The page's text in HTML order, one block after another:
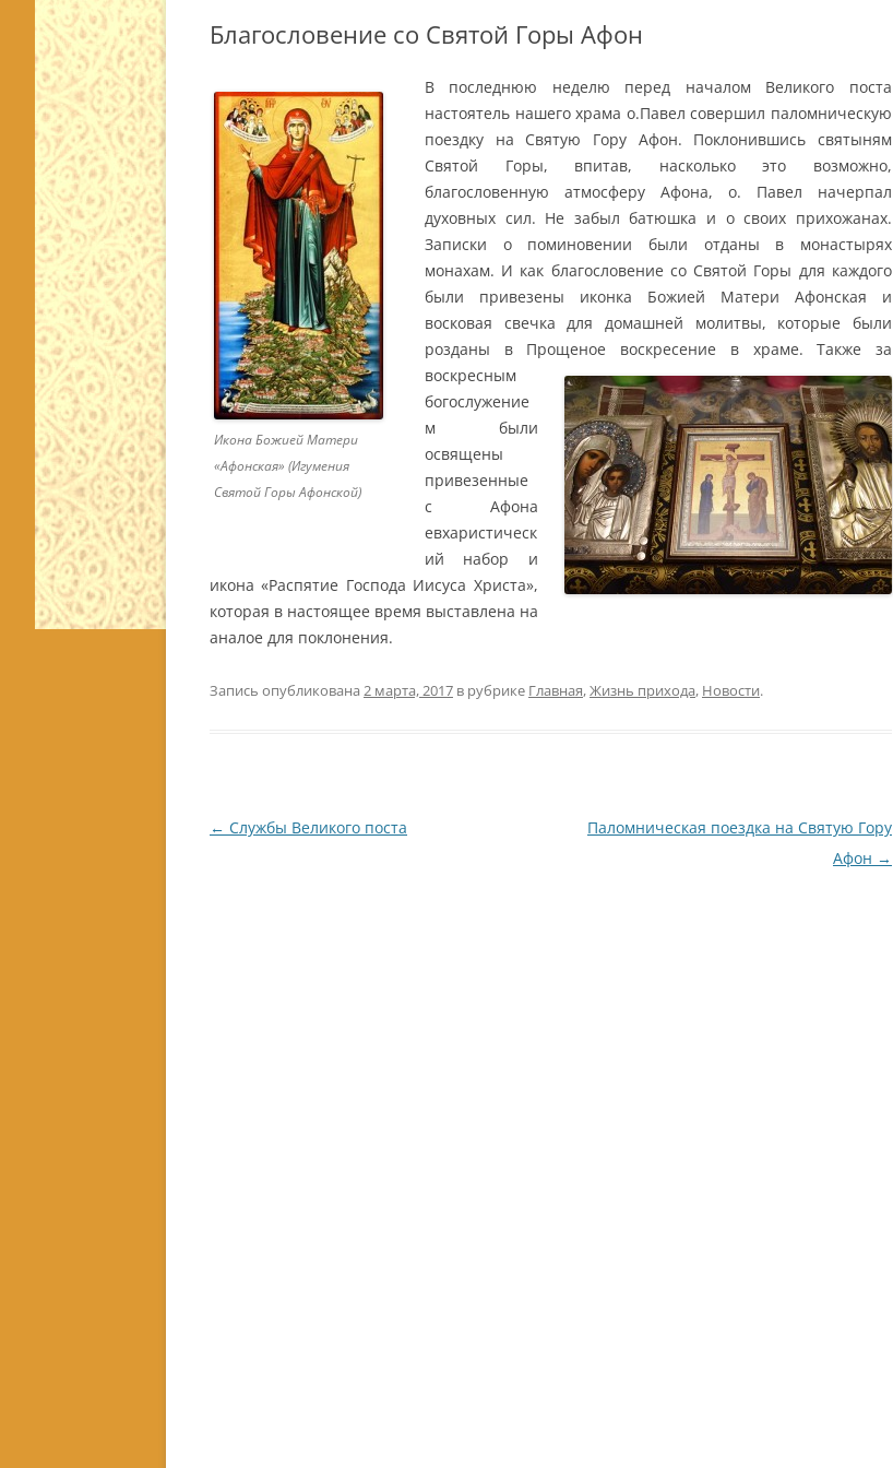
Благословение со Святой Горы Афон
Икона Божией Матери
«Афонская» (Игумения
Святой Горы Афонской)
В последнюю неделю перед началом Великого поста
настоятель нашего храма о.Павел совершил паломническую
поездку на Святую Гору Афон. Поклонившись святыням
Святой Горы, впитав, насколько это возможно,
благословенную атмосферу Афона, о. Павел начерпал
духовных сил. Не забыл батюшка и о своих прихожанах.
Записки о поминовении были отданы в монастырях
монахам. И как благословение со Святой Горы для каждого
были привезены иконка Божией Матери Афонская и
восковая свечка для домашней молитвы, которые были
розданы в Прощеное воскресение в храме.Также за
воскресным
богослужение
м были
освящены
привезенные
с Афона
евхаристическ
ий набор и
икона «Распятие Господа Иисуса Христа»,
которая в настоящее время выставлена на
аналое для поклонения.
Запись опубликована 2 марта, 2017 в рубрике Главная,Жизнь прихода, Новости.
Навигация
← Службы Великого поста
Паломническая поездка на Святую Гору
Афон →
Остров Корфу